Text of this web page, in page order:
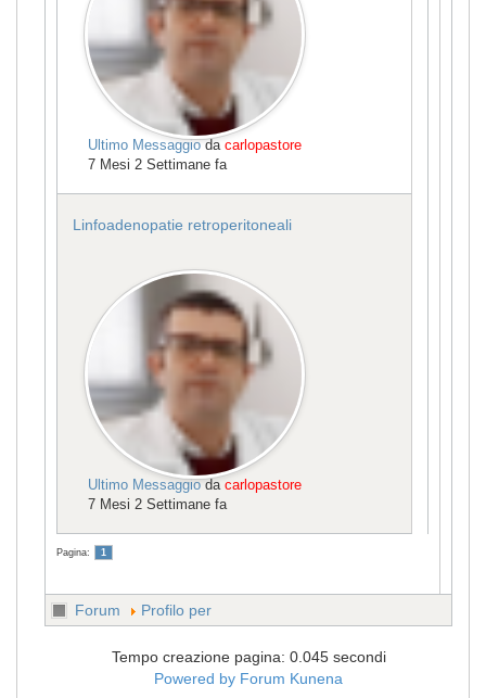
Ultimo Messaggioda carlopastore
7 Mesi 2 Settimane fa
Linfoadenopatie retroperitoneali
Ultimo Messaggioda carlopastore
7 Mesi 2 Settimane fa
Pagina: 1
Forum Profilo per
Tempo creazione pagina: 0.045 secondi
Powered by Forum Kunena